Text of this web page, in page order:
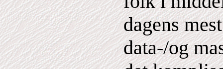
dagens
data-/og